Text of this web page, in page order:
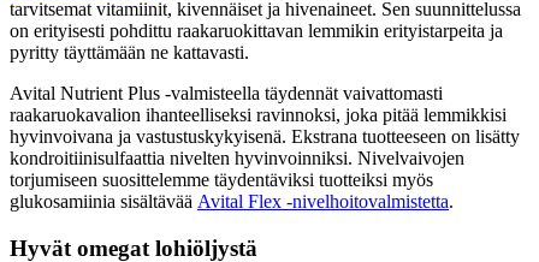
tarvitsemat vitamiinit, kivennäiset ja hivenaineet. Sen suunnittelussa
on erityisesti pohdittu raakaruokittavan lemmikin erityistarpeita ja
pyritty täyttämään ne kattavasti.
Avital Nutrient Plus -valmisteella täydennät vaivattomasti
raakaruokavalion ihanteelliseksi ravinnoksi, joka pitää lemmikkisi
hyvinvoivana ja vastustuskykyisenä. Ekstrana tuotteeseen on lisätty
kondroitiinisulfaattia nivelten hyvinvoinniksi. Nivelvaivojen
torjumiseen suosittelemme täydentäviksi tuotteiksi myös
glukosamiinia sisältävää Avital Flex -nivelhoitovalmistetta.
Hyvät omegat lohiöljystä